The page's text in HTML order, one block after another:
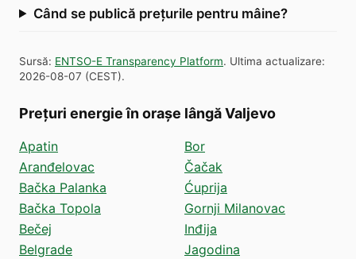
Când se publică prețurile pentru mâine?
Sursă: ENTSO-E Transparency Platform. Ultima actualizare:
2026-08-07 (CEST).
Prețuri energie în orașe lângă Valjevo
Apatin
Aranđelovac
Bačka Palanka
Bačka Topola
Bečej
Belgrade
Bor
Čačak
Ćuprija
Gornji Milanovac
Inđija
Jagodina